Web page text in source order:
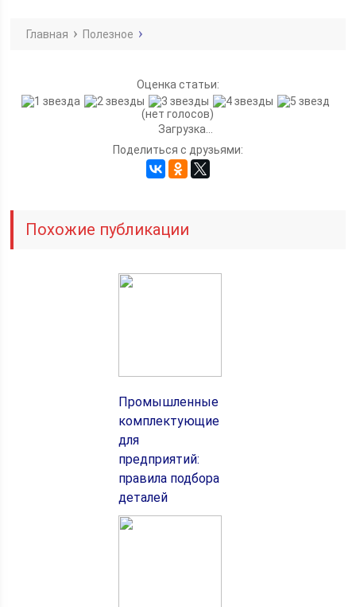
Главная Полезное
Оценка статьи:
(нет голосов)
Загрузка...
Поделиться с друзьями:
Похожие публикации
Промышленные
комплектующие
для
предприятий:
правила подбора
деталей